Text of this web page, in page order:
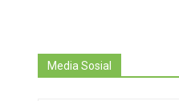
Media Sosial